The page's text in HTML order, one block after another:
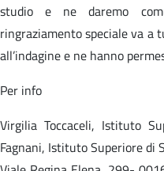
studio e ne daremo
ringraziamento speciale va a
all’indagine e ne hanno
Per info
Virgilia Toccaceli,
Fagnani, Istituto Superiore di